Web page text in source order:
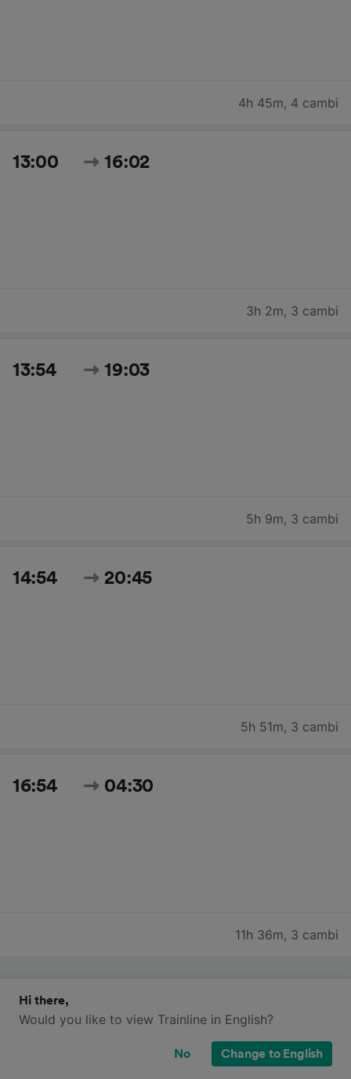
4h 45m, 4 cambi
13:00 16:02
3h 2m, 3 cambi
13:54 19:03
5h 9m, 3 cambi
14:54 20:45
5h 51m, 3 cambi
16:54 04:30
11h 36m, 3 cambi
Hi there,
Would you like to view Trainline in English?
No Change to English